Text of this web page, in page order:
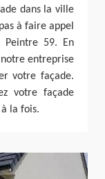
dans la ville
à faire appel
Peintre 59. En
entreprise
votre façade.
votre façade
la fois.